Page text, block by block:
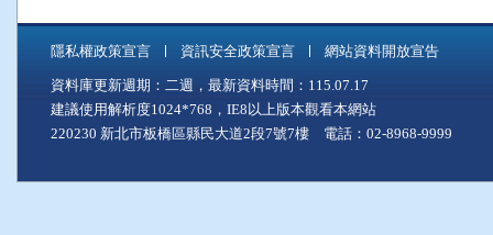
隱私權政策宣言 資訊安全政策宣言 網站資料開放宣告
資料庫更新週期：二週，最新資料時間：115.07.17
建議使用解析度1024*768，IE8以上版本觀看本網站
220230 新北市板橋區縣民大道2段7號7樓 電話：02-8968-9999